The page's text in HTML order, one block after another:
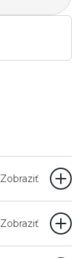
Zobraziť
Zobraziť